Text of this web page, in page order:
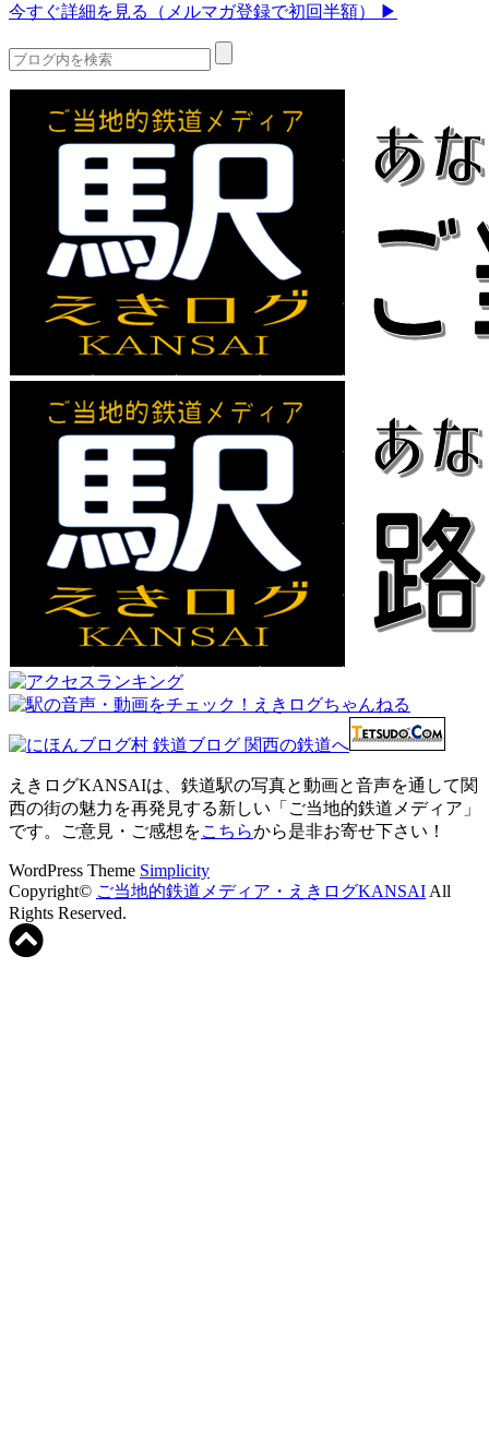
今すぐ詳細を見る（メルマガ登録で初回半額） ▶
えきログKANSAIは、鉄道駅の写真と動画と音声を通して関
西の街の魅力を再発見する新しい「ご当地的鉄道メディア」
です。ご意見・ご感想をこちらから是非お寄せ下さい！
WordPress Theme Simplicity
Copyright© ご当地的鉄道メディア・えきログKANSAI All
Rights Reserved.